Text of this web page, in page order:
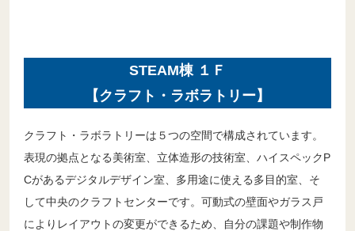
STEAM棟 １Ｆ
【クラフト・ラボラトリー】
クラフト・ラボラトリーは５つの空間で構成されています。
表現の拠点となる美術室、立体造形の技術室、ハイスペックP
Cがあるデジタルデザイン室、多用途に使える多目的室、そ
して中央のクラフトセンターです。可動式の壁面やガラス戸
によりレイアウトの変更ができるため、自分の課題や制作物